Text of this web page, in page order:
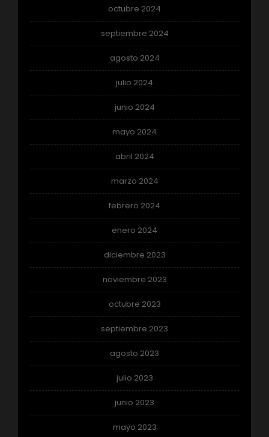
octubre 2024
septiembre 2024
agosto 2024
julio 2024
junio 2024
mayo 2024
abril 2024
marzo 2024
febrero 2024
enero 2024
diciembre 2023
noviembre 2023
octubre 2023
septiembre 2023
agosto 2023
julio 2023
junio 2023
mayo 2023